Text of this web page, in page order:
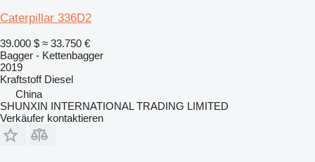
Caterpillar 336D2
39.000 $ ≈ 33.750 €
Bagger - Kettenbagger
2019
Kraftstoff Diesel
China
SHUNXIN INTERNATIONAL TRADING LIMITED
Verkäufer kontaktieren